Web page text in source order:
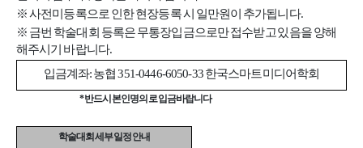
※ 사전미등록으로 인한 현장등록 시 일만원이 추가됩니다.
※ 금번 학술대회 등록은 무통장입금으로만 접수받고 있음을 양해
해주시기 바랍니다.
입금계좌: 농협 351-0446-6050-33 한국스마트미디어학회
* 반드시 본인명의로 입금바랍니다
학술대회 세부일정 안내